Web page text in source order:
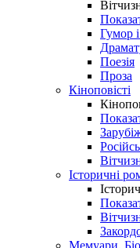
Гумор
Поезія
Проза
Кіноповісті
Історичні
Мемуари.